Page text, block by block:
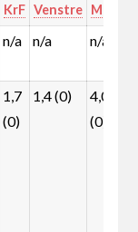
KrF Venstre MDG
n/a n/a n/a
1,7
(0)
1,4 (0)
4,0
(0)